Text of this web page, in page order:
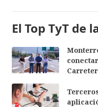
El Top TyT de